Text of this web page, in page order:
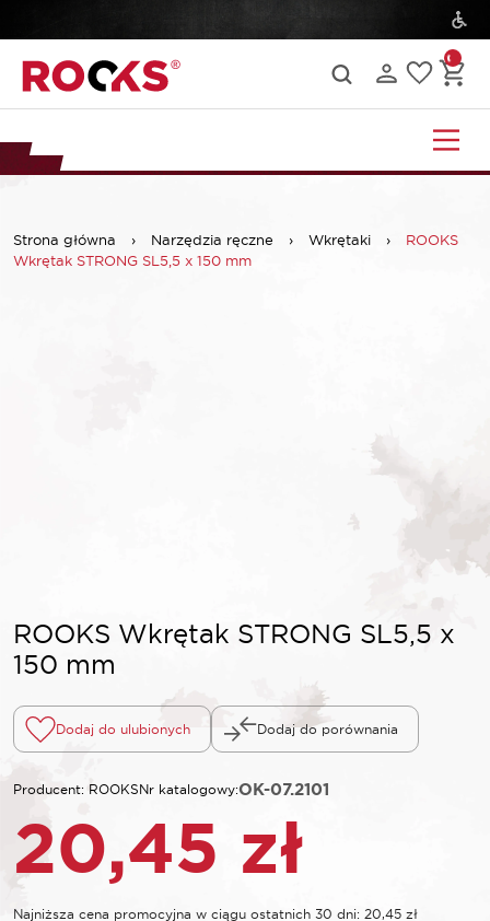
Strona główna › Narzędzia ręczne › Wkrętaki ›
ROOKS
Wkrętak STRONG SL5,5 x 150 mm
ROOKS Wkrętak STRONG SL5,5 x
150 mm
Dodaj do ulubionych Dodaj do porównania
Producent: ROOKSNr katalogowy:OK-07.2101
20,45 zł
Najniższa cena promocyjna w ciągu ostatnich 30 dni: 20,45 zł